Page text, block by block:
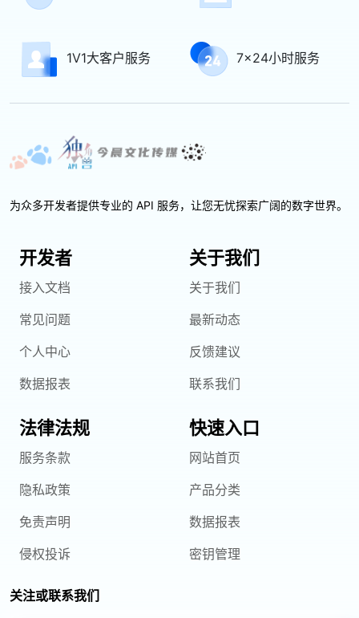
1V1大客户服务 7x24小时服务
为众多开发者提供专业的 API 服务，让您无忧探索广阔的数字世界。
开发者
接入文档
常见问题
个人中心
数据报表
关于我们
关于我们
最新动态
反馈建议
联系我们
法律法规
服务条款
隐私政策
免责声明
侵权投诉
快速入口
网站首页
产品分类
数据报表
密钥管理
关注或联系我们